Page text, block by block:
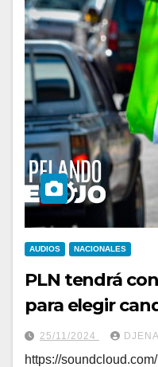
AUDIOS NACIONALES
PLN tendrá
para elegir
25/11/2024
https://